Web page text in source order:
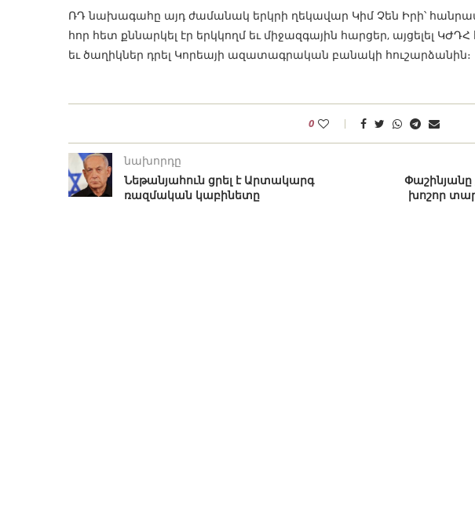
ՌԴ նախագահը այդ ժամանակ երկրի ղեկավար Կիմ Չեն Իրի՝
հոր հետ քննարկել էր երկկողմ եւ միջազգային հարցեր, այցելել
եւ ծաղիկներ դրել Կորեայի ազատագրական բանակի հուշարձանին։
0
նախորդը
Նեթանյահուն ցրել է Արտակարգ
ռազմական կաբինետը
խոշոր